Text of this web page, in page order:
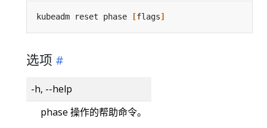
kubeadm reset phase [flags]
选项
-h, --help
phase 操作的帮助命令。